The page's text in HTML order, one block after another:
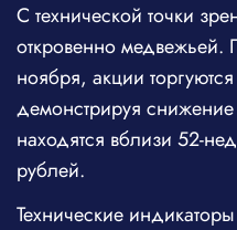
С технической точки
откровенно
ноября, акции
демонстрируя
находятся вблизи 52-
рублей.
Технические